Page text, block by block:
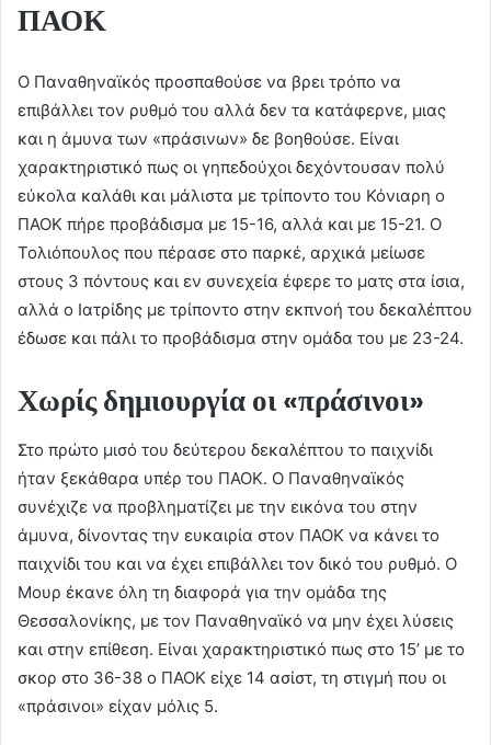
ΠΑΟΚ
Ο Παναθηναϊκός προσπαθούσε να βρει τρόπο να
επιβάλλει τον ρυθμό του αλλά δεν τα κατάφερνε, μιας
και η άμυνα των «πράσινων» δε βοηθούσε. Είναι
χαρακτηριστικό πως οι γηπεδούχοι δεχόντουσαν πολύ
εύκολα καλάθι και μάλιστα με τρίποντο του Κόνιαρη ο
ΠΑΟΚ πήρε προβάδισμα με 15-16, αλλά και με 15-21. Ο
Τολιόπουλος που πέρασε στο παρκέ, αρχικά μείωσε
στους 3 πόντους και εν συνεχεία έφερε το ματς στα ίσια,
αλλά ο Ιατρίδης με τρίποντο στην εκπνοή του δεκαλέπτου
έδωσε και πάλι το προβάδισμα στην ομάδα του με 23-24.
Χωρίς δημιουργία οι «πράσινοι»
Στο πρώτο μισό του δεύτερου δεκαλέπτου το παιχνίδι
ήταν ξεκάθαρα υπέρ του ΠΑΟΚ. Ο Παναθηναϊκός
συνέχιζε να προβληματίζει με την εικόνα του στην
άμυνα, δίνοντας την ευκαιρία στον ΠΑΟΚ να κάνει το
παιχνίδι του και να έχει επιβάλλει τον δικό του ρυθμό. Ο
Μουρ έκανε όλη τη διαφορά για την ομάδα της
Θεσσαλονίκης, με τον Παναθηναϊκό να μην έχει λύσεις
και στην επίθεση. Είναι χαρακτηριστικό πως στο 15’ με το
σκορ στο 36-38 ο ΠΑΟΚ είχε 14 ασίστ, τη στιγμή που οι
«πράσινοι» είχαν μόλις 5.